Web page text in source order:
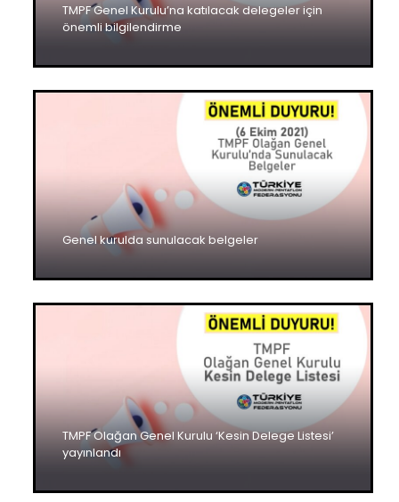
TMPF Genel Kurulu’na katılacak delegeler için
önemli bilgilendirme
Genel kurulda sunulacak belgeler
TMPF Olağan Genel Kurulu ‘Kesin Delege Listesi’
yayınlandı